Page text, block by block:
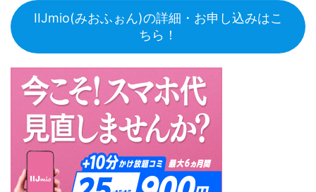
IIJmio(みおふぉん)の詳細・お申し込みはこ
ちら！